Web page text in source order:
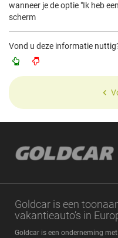
wanneer je de optie "Ik heb
scherm
Vond u deze informatie
Goldcar is een
vakantieauto’s in
Goldcar is een onderneming